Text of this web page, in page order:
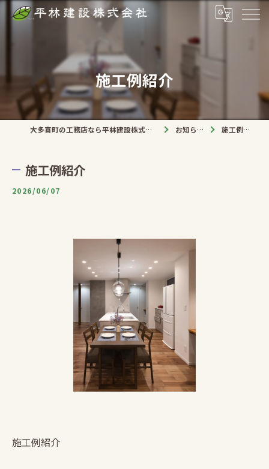
施工例紹介
大多喜町の工務店なら平林建設株式会社 お知らせ 施工例紹介
施工例紹介
2026/06/07
施工例紹介